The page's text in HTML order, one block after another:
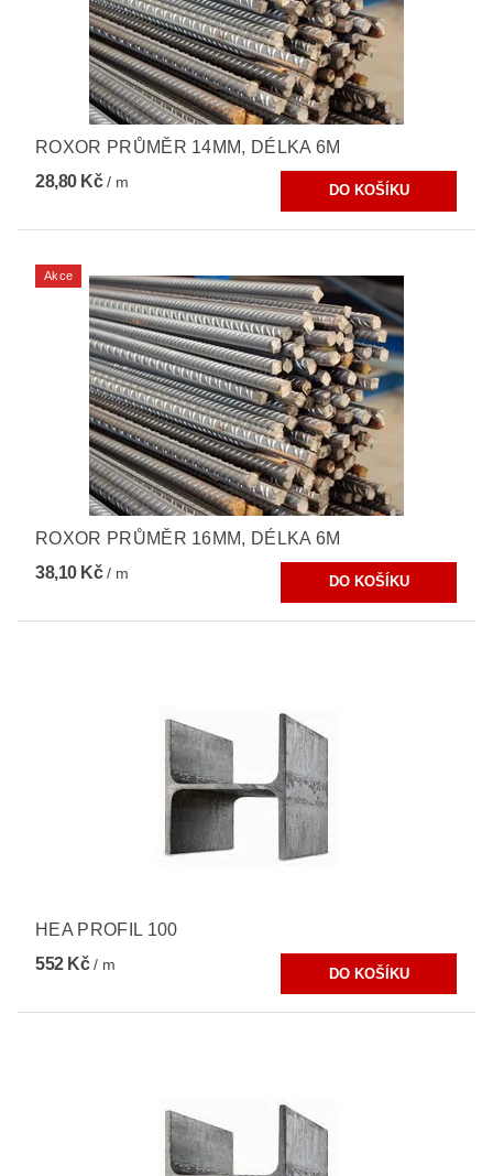
ROXOR PRŮMĚR 14MM, DÉLKA 6M
28,80 Kč/ m
Akce
ROXOR PRŮMĚR 16MM, DÉLKA 6M
38,10 Kč/ m
HEA PROFIL 100
552 Kč/ m